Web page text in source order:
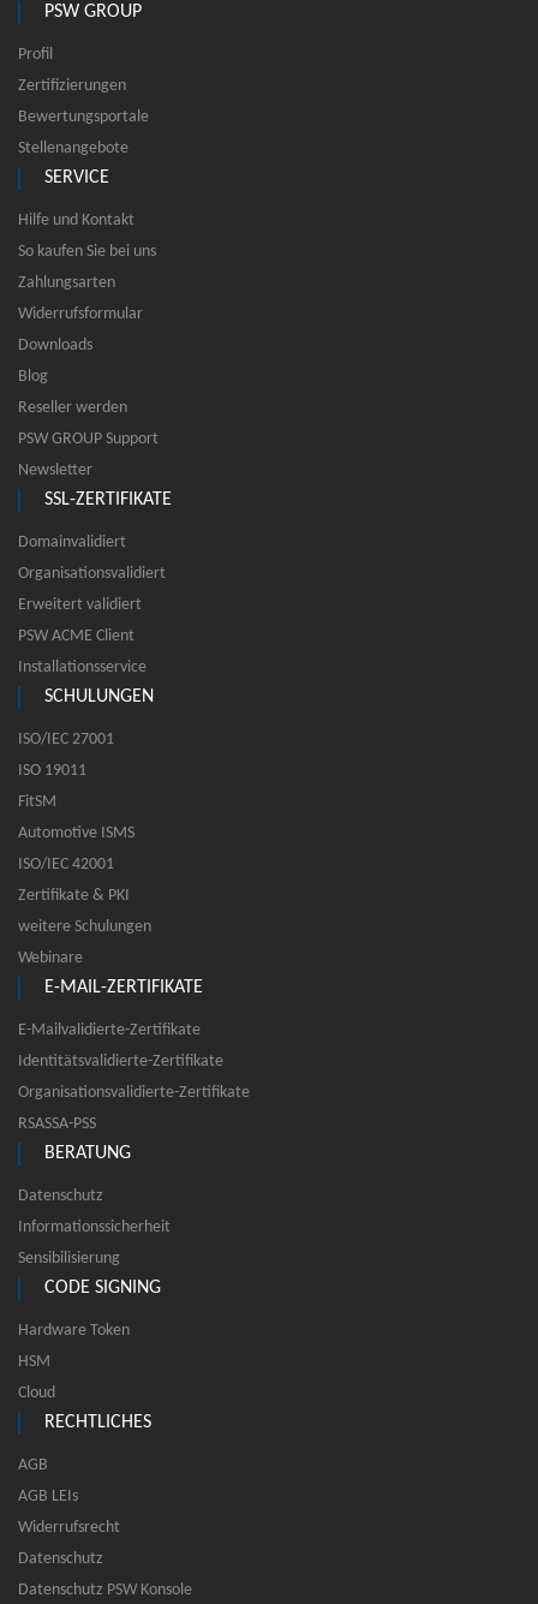
PSW GROUP
Profil
Zertifizierungen
Bewertungsportale
Stellenangebote
SERVICE
Hilfe und Kontakt
So kaufen Sie bei uns
Zahlungsarten
Widerrufsformular
Downloads
Blog
Reseller werden
PSW GROUP Support
Newsletter
SSL-ZERTIFIKATE
Domainvalidiert
Organisationsvalidiert
Erweitert validiert
PSW ACME Client
Installationsservice
SCHULUNGEN
ISO/IEC 27001
ISO 19011
FitSM
Automotive ISMS
ISO/IEC 42001
Zertifikate & PKI
weitere Schulungen
Webinare
E-MAIL-ZERTIFIKATE
E-Mailvalidierte-Zertifikate
Identitätsvalidierte-Zertifikate
Organisationsvalidierte-Zertifikate
RSASSA-PSS
BERATUNG
Datenschutz
Informationssicherheit
Sensibilisierung
CODE SIGNING
Hardware Token
HSM
Cloud
RECHTLICHES
AGB
AGB LEIs
Widerrufsrecht
Datenschutz
Datenschutz PSW Konsole